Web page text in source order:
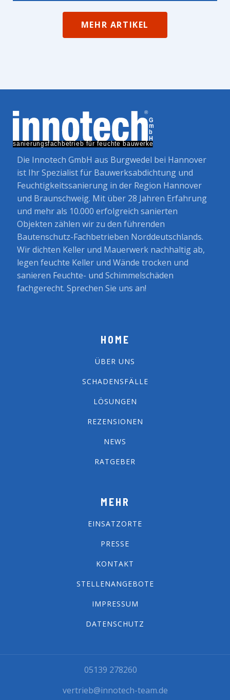
MEHR ARTIKEL
Die Innotech GmbH aus Burgwedel bei Hannover
ist Ihr Spezialist für Bauwerksabdichtung und
Feuchtigkeitssanierung in der Region Hannover
und Braunschweig. Mit über 28 Jahren Erfahrung
und mehr als 10.000 erfolgreich sanierten
Objekten zählen wir zu den führenden
Bautenschutz-Fachbetrieben Norddeutschlands.
Wir dichten Keller und Mauerwerk nachhaltig ab,
legen feuchte Keller und Wände trocken und
sanieren Feuchte- und Schimmelschäden
fachgerecht. Sprechen Sie uns an!
HOME
ÜBER UNS
SCHADENSFÄLLE
LÖSUNGEN
REZENSIONEN
NEWS
RATGEBER
MEHR
EINSATZORTE
PRESSE
KONTAKT
STELLENANGEBOTE
IMPRESSUM
DATENSCHUTZ
05139 278260
vertrieb@innotech-team.de